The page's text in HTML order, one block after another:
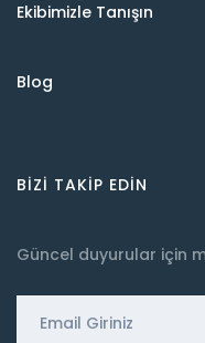
Ekibimizle Tanışın
Blog
BIZI TAKIP EDIN
Güncel duyurular için